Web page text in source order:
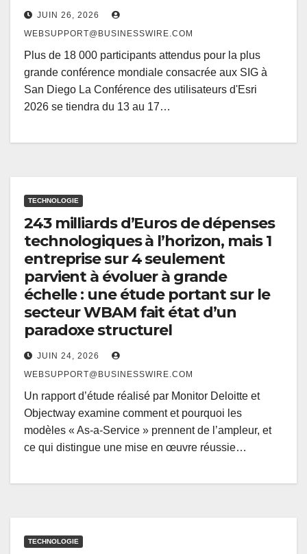
JUIN 26, 2026
WEBSUPPORT@BUSINESSWIRE.COM
Plus de 18 000 participants attendus pour la plus
grande conférence mondiale consacrée aux SIG à
San Diego La Conférence des utilisateurs d'Esri
2026 se tiendra du 13 au 17…
TECHNOLOGIE
243 milliards d’Euros de dépenses
technologiques à l’horizon, mais 1
entreprise sur 4 seulement
parvient à évoluer à grande
échelle : une étude portant sur le
secteur WBAM fait état d’un
paradoxe structurel
JUIN 24, 2026
WEBSUPPORT@BUSINESSWIRE.COM
Un rapport d’étude réalisé par Monitor Deloitte et
Objectway examine comment et pourquoi les
modèles « As-a-Service » prennent de l’ampleur, et
ce qui distingue une mise en œuvre réussie…
TECHNOLOGIE